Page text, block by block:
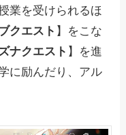
業を受けられるほ
クエスト 】をこな
ナクエスト 】を進
に励んだり、アル